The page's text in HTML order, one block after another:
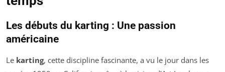
Les débuts du karting : Une passion
américaine
Le karting, cette discipline fascinante, a vu le jour dans les